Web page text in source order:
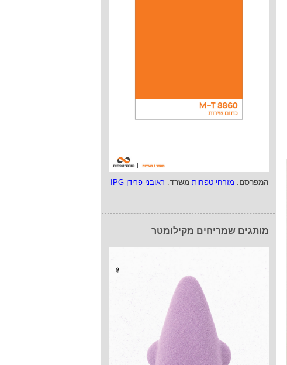
המפרסם: מזרחי טפחות משרד: ראובני פרידן IPG
מותגים שמריחים מקילומטר